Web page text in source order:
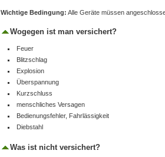
Wichtige Bedingung: Alle Geräte müssen
Wogegen ist man versichert?
Feuer
Blitzschlag
Explosion
Überspannung
Kurzschluss
menschliches Versagen
Bedienungsfehler, Fahrlässigkeit
Diebstahl
Was ist nicht versichert?